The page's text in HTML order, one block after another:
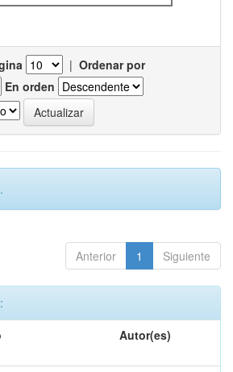
| Ordenar por
En orden
Anterior 1 Siguiente
Autor(es)